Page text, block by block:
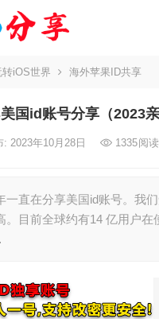
iOS世界 海外苹果ID共享
国id账号分享（2023亲
: 2023年10月28日 1335阅读
一直在分享美国id账号。我
。目前全球约有14 亿用户在